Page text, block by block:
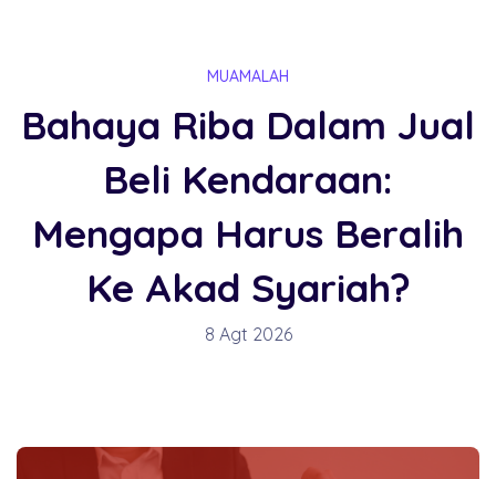
CICILAN
CICILAN
MUAMALAH
Bahaya Riba Dalam Jual
Beli Kendaraan:
Mengapa Harus Beralih
Ke Akad Syariah?
8 Agt 2026